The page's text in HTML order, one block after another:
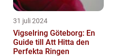
31 juli 2024
Vigselring Göteborg: En
Guide till Att Hitta den
Perfekta Ringen